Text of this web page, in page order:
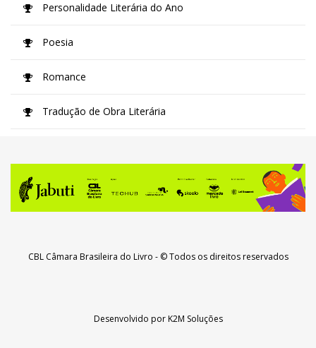
Personalidade Literária do Ano
Poesia
Romance
Tradução de Obra Literária
CBL Câmara Brasileira do Livro - © Todos os direitos reservados
Desenvolvido porK2M Soluções